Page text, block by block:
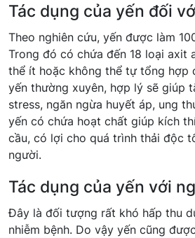
Tác dụng của yến đối
Theo nghiên cứu, yến được làm
Trong đó có chứa đến 18 loại axit
thể ít hoặc không thể tự tổng hợp
yến thường xuyên, hợp lý sẽ giúp
stress, ngăn ngừa huyết áp, ung
yến có chứa hoạt chất giúp kích
cầu, có lợi cho quá trình thải độc
người.
Tác dụng của yến với
Đây là đối tượng rất khó hấp thu
nhiễm bệnh. Do vậy yến cũng